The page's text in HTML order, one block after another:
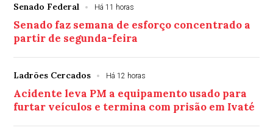
Senado Federal Há 11 horas
Senado faz semana de esforço concentrado a
partir de segunda-feira
Ladrões Cercados Há 12 horas
Acidente leva PM a equipamento usado para
furtar veículos e termina com prisão em Ivaté